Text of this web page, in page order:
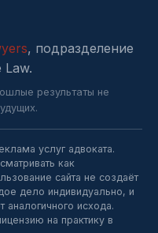
, подразделение
Law.
результаты не
услуг адвоката.
как
сайта не создаёт
дело индивидуально, и
аналогичного исхода.
на практику в